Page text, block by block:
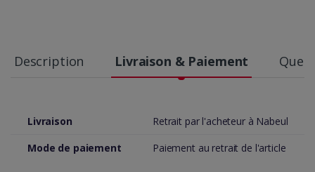
Description Livraison & Paiement
Livraison
Retrait par l'acheteur à Nabeul
Mode de paiement
Paiement au retrait de l'article